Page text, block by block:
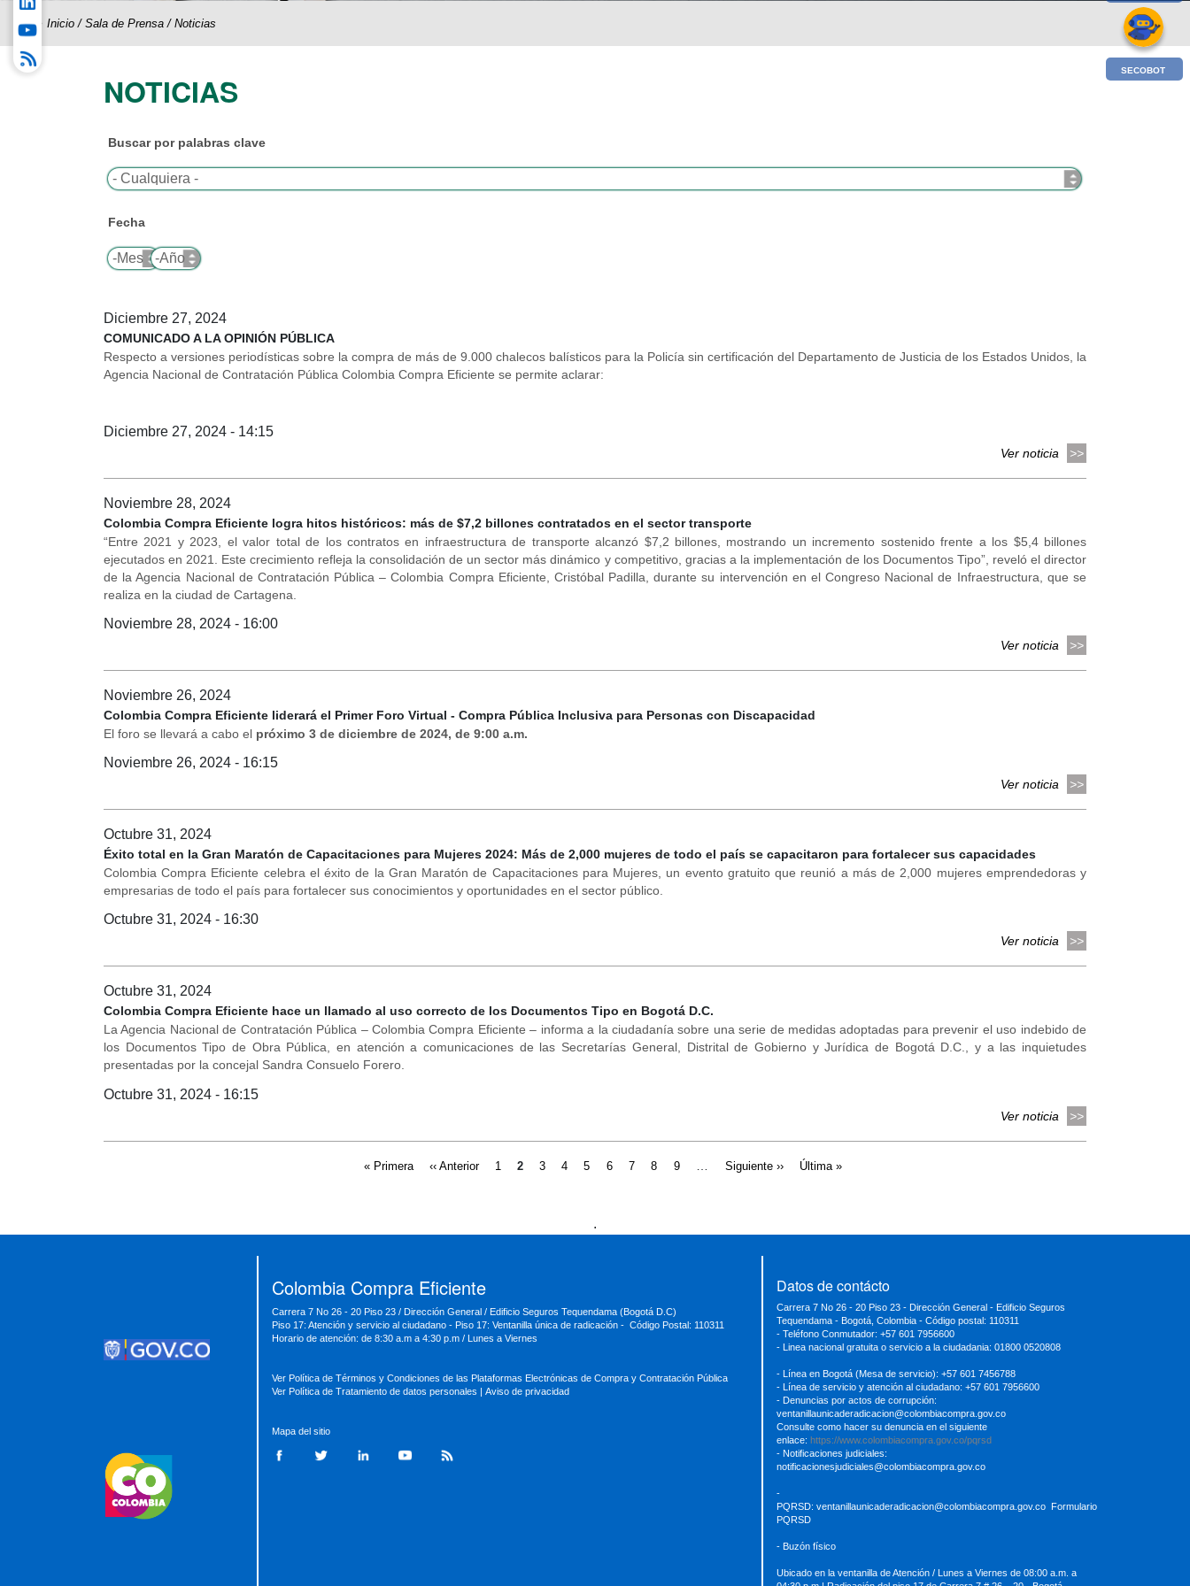
Inicio / Sala de Prensa / Noticias
NOTICIAS
Buscar por palabras clave
Fecha
Mes
Año
Diciembre 27, 2024
COMUNICADO A LA OPINIÓN PÚBLICA
Respecto a versiones periodísticas sobre la compra de más de 9.000 chalecos balísticos para la Policía sin certificación del Departamento de Justicia de los Estados Unidos, la
Agencia Nacional de Contratación Pública Colombia Compra Eficiente se permite aclarar:
Diciembre 27, 2024 - 14:15
Ver noticia
Noviembre 28, 2024
Colombia Compra Eficiente logra hitos históricos: más de $7,2 billones contratados en el sector transporte
“Entre 2021 y 2023, el valor total de los contratos en infraestructura de transporte alcanzó $7,2 billones, mostrando un incremento sostenido frente a los $5,4 billones
ejecutados en 2021. Este crecimiento refleja la consolidación de un sector más dinámico y competitivo, gracias a la implementación de los Documentos Tipo”, reveló el director
de la Agencia Nacional de Contratación Pública – Colombia Compra Eficiente, Cristóbal Padilla, durante su intervención en el Congreso Nacional de Infraestructura, que se
realiza en la ciudad de Cartagena.
Noviembre 28, 2024 - 16:00
Ver noticia
Noviembre 26, 2024
Colombia Compra Eficiente liderará el Primer Foro Virtual - Compra Pública Inclusiva para Personas con Discapacidad
El foro se llevará a cabo el próximo 3 de diciembre de 2024, de 9:00 a.m.
Noviembre 26, 2024 - 16:15
Ver noticia
Octubre 31, 2024
Éxito total en la Gran Maratón de Capacitaciones para Mujeres 2024: Más de 2,000 mujeres de todo el país se capacitaron para fortalecer sus capacidades
Colombia Compra Eficiente celebra el éxito de la Gran Maratón de Capacitaciones para Mujeres, un evento gratuito que reunió a más de 2,000 mujeres emprendedoras y
empresarias de todo el país para fortalecer sus conocimientos y oportunidades en el sector público.
Octubre 31, 2024 - 16:30
Ver noticia
Octubre 31, 2024
Colombia Compra Eficiente hace un llamado al uso correcto de los Documentos Tipo en Bogotá D.C.
La Agencia Nacional de Contratación Pública – Colombia Compra Eficiente – informa a la ciudadanía sobre una serie de medidas adoptadas para prevenir el uso indebido de
los Documentos Tipo de Obra Pública, en atención a comunicaciones de las Secretarías General, Distrital de Gobierno y Jurídica de Bogotá D.C., y a las inquietudes
presentadas por la concejal Sandra Consuelo Forero.
Octubre 31, 2024 - 16:15
Ver noticia
« Primera ‹‹ Anterior 1 2 3 4 5 6 7 8 9 … Siguiente ›› Última »
SECOBOT
MinCultura
MinAgricultura
MinAmbiente
.
Colombia Compra Eficiente
Carrera 7 No 26 - 20 Piso 23 / Dirección General / Edificio Seguros Tequendama (Bogotá D.C)
Piso 17: Atención y servicio al ciudadano - Piso 17: Ventanilla única de radicación - Código Postal: 110311
Horario de atención: de 8:30 a.m a 4:30 p.m / Lunes a Viernes
Ver Política de Términos y Condiciones de las Plataformas Electrónicas de Compra y Contratación Pública
Ver Política de Tratamiento de datos personales | Aviso de privacidad
Mapa del sitio
Datos de contácto
Carrera 7 No 26 - 20 Piso 23 - Dirección General - Edificio Seguros
Tequendama - Bogotá, Colombia - Código postal: 110311
- Teléfono Conmutador: +57 601 7956600
- Linea nacional gratuita o servicio a la ciudadania: 01800 0520808
- Línea en Bogotá (Mesa de servicio): +57 601 7456788
- Línea de servicio y atención al ciudadano: +57 601 7956600
- Denuncias por actos de corrupción:
ventanillaunicaderadicacion@colombiacompra.gov.co
Consulte como hacer su denuncia en el siguiente
enlace: https://www.colombiacompra.gov.co/pqrsd
- Notificaciones judiciales:
notificacionesjudiciales@colombiacompra.gov.co
-
PQRSD: ventanillaunicaderadicacion@colombiacompra.gov.co Formulario
PQRSD
- Buzón físico
Ubicado en la ventanilla de Atención / Lunes a Viernes de 08:00 a.m. a